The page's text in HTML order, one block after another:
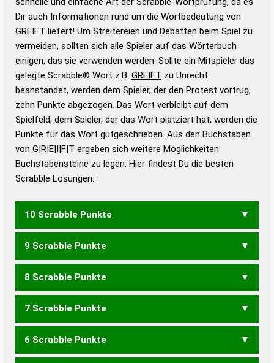
Wortanalyse-Algorithmus gute Anhaltspunkte zu
Wortbedeutung, Worttrennung und Wortform, um die
Gültigkeit eines Wortes für das Scrabble-Spiel zu
bestimmen!
zugelassene Turnier Scrabble-
Wörterbücher sind:
Duden – Standardwerk in 12 Bänden
Duden – Richtiges und gutes
Deutsch
Duden – Die deutsche Grammatik
Duden – Deutsches
Dir auch Informationen rund um die Wortbedeutung von
GREIFT liefert! Um Streitereien und Debatten beim Spiel zu
vermeiden, sollten sich alle Spieler auf das Wörterbuch
einigen, das sie verwenden werden. Sollte ein Mitspieler das
gelegte Scrabble® Wort z.B. GREIFT zu Unrecht
beanstandet, werden dem Spieler, der den Protest vortrug,
zehn Punkte abgezogen. Das Wort verbleibt auf dem
Spielfeld, dem Spieler, der das Wort platziert hat, werden die
Punkte für das Wort gutgeschrieben. Aus den Buchstaben
von G|R|E|I|F|T ergeben sich weitere Möglichkeiten
Buchstabensteine zu legen. Hier findest Du die besten
Scrabble Lösungen:
10 Scrabble Punkte
FERTIG
9 Scrabble Punkte
GIFTE
8 Scrabble Punkte
FEGT FEIG GIFT FIERT
7 Scrabble Punkte
FEG FEIT FIER FITE FREI
6 Scrabble Punkte